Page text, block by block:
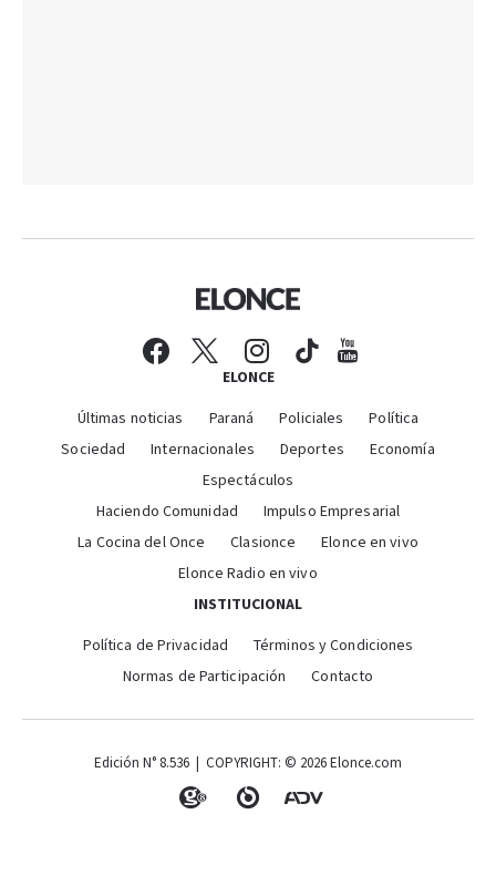
ELONCE
Últimas noticias Paraná Policiales
Política
Sociedad
Internacionales Deportes
Economía
Espectáculos
Haciendo Comunidad
Impulso Empresarial
La Cocina del Once
Clasionce
Elonce en vivo
Elonce Radio en vivo
INSTITUCIONAL
Política de Privacidad
Términos y Condiciones
Normas de Participación
Contacto
Edición N° 8.536 | COPYRIGHT: © 2026 Elonce.com